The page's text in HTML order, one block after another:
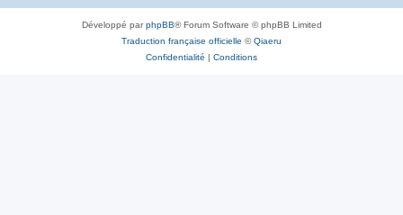
Développé parphpBB® Forum Software © phpBB Limited
Traduction française officielle ©Qiaeru
Confidentialité | Conditions